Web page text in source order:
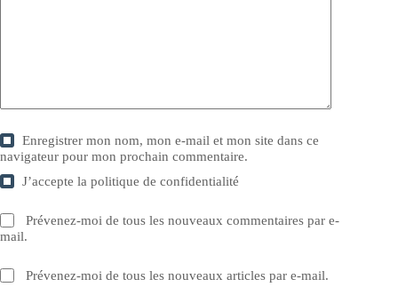
Enregistrer mon nom, mon e-mail et mon site dans ce
navigateur pour mon prochain commentaire.
J’accepte lapolitique de confidentialité
Prévenez-moi de tous les nouveaux commentaires par e-
mail.
Prévenez-moi de tous les nouveaux articles par e-mail.